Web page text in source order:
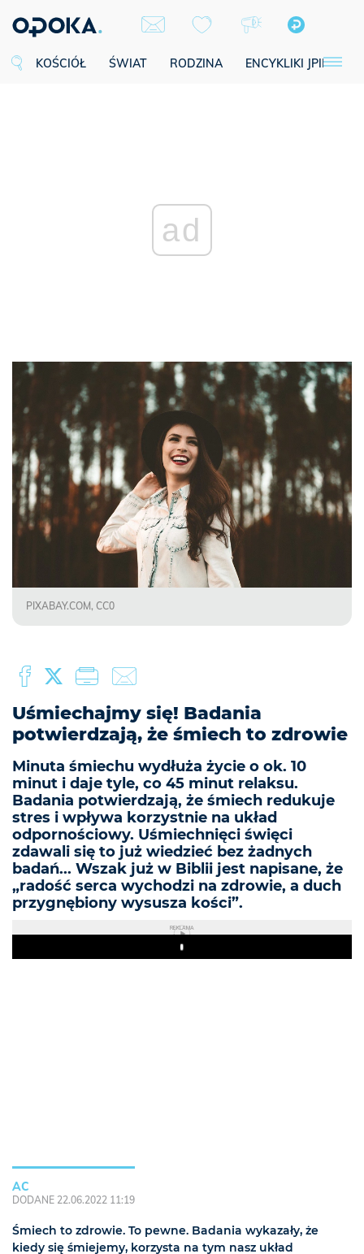
KOŚCIÓŁ ŚWIAT RODZINA ENCYKLIKI JPII
ad
PIXABAY.COM, CC0
Uśmiechajmy się! Badania
potwierdzają, że śmiech to zdrowie
Minuta śmiechu wydłuża życie o ok. 10
minut i daje tyle, co 45 minut relaksu.
Badania potwierdzają, że śmiech redukuje
stres i wpływa korzystnie na układ
odpornościowy. Uśmiechnięci święci
zdawali się to już wiedzieć bez żadnych
badań... Wszak już w Biblii jest napisane, że
„radość serca wychodzi na zdrowie, a duch
przygnębiony wysusza kości”.
REKLAMA
Play
AC
DODANE 22.06.2022 11:19
Śmiech to zdrowie. To pewne. Badania wykazały, że
kiedy się śmiejemy, korzysta na tym nasz układ